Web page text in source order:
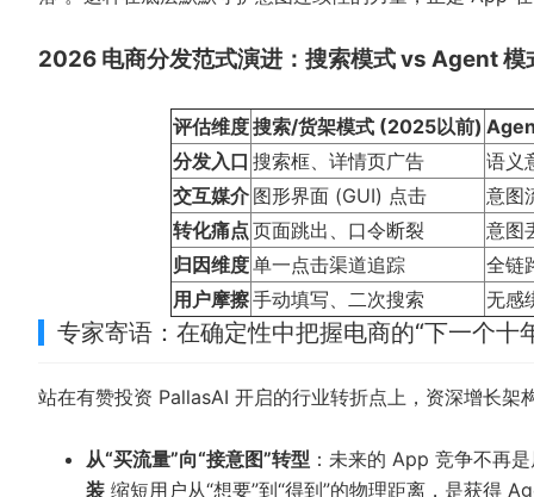
2026 电商分发范式演进：搜索模式 vs Agent 模
评估维度搜索/货架模式 (2025以前)
分发入口 搜索框、详情页广告
语义
交互媒介 图形界面 (GUI) 点击
意图
转化痛点 页面跳出、口令断裂
意图
归因维度单一点击渠道追踪
全链
用户摩擦手动填写、二次搜索 无感
专家寄语：在确定性中把握电商的“下一个十
站在有赞投资 PallasAI 开启的行业转折点上，资深增长架
从“买流量”向“接意图”转型 ：未来的 App 竞争不再
装 缩短用户从“想要”到“得到”的物理距离，是获得